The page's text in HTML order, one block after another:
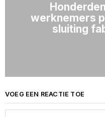
werknemers
sluiting
VOEG EEN REACTIE TOE